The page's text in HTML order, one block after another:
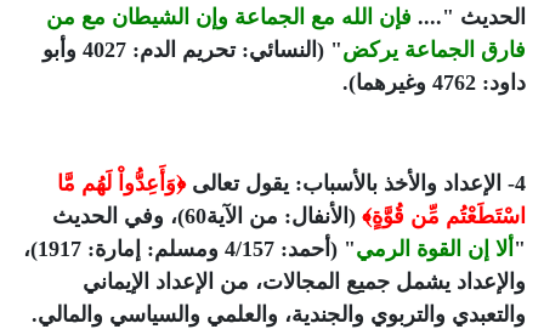
الحديث ".... فإن الله مع الجماعة وإن الشيطان مع من
فارق الجماعة يركض
" (النسائي: تحريم الدم: 4027 وأبو
داود: 4762 وغيرهما).
4- الإعداد والأخذ بالأسباب: يقول تعالى
﴿وَأَعِدُّواْ لَهُم مَّا
اسْتَطَعْتُم مِّن قُوَّةٍ﴾
(الأنفال: من الآية60)، وفي الحديث
" ألا إن القوة الرمي
" (أحمد: 4/157 ومسلم: إمارة: 1917)،
والإعداد يشمل جميع المجالات، من الإعداد الإيماني
والتعبدي والتربوي والجندية، والعلمي والسياسي والمالي.